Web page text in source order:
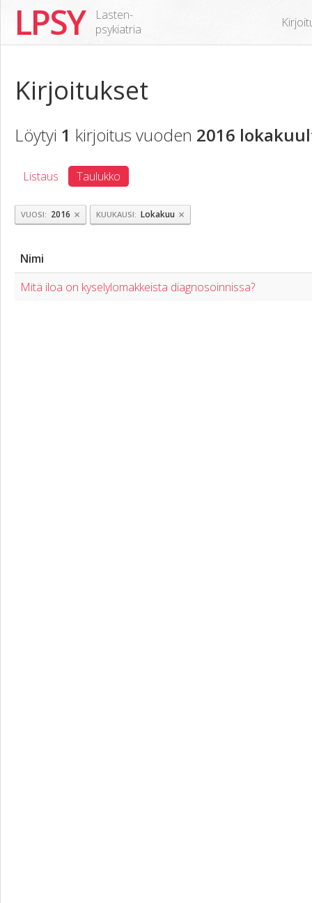
LPSY
Lasten-
psykiatria
Kirjoitukset
Löytyi 1 kirjoitus vuoden 2016
Listaus Taulukko
VUOSI 2016 × KUUKAUSI Lokakuu ×
Nimi
Mitä iloa on kyselylomakkeista diagnosoinnissa?